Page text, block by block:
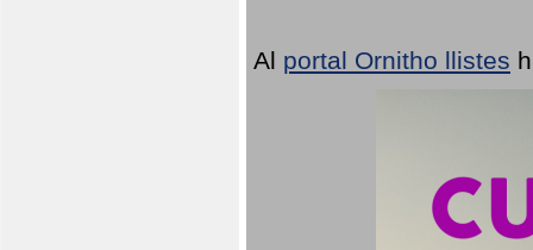
Al portal Ornitho llistes